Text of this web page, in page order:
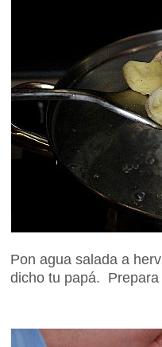
Pon agua salada a
dicho tu papá.